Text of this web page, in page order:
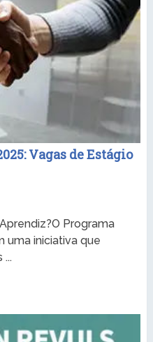
Vagas de Estágio
Programa
uma iniciativa que